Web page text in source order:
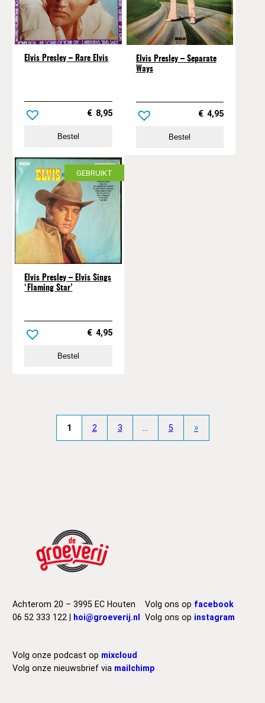
Elvis Presley – Rare Elvis
€ 8,95
Bestel
Elvis Presley – Separate
Ways
€ 4,95
Bestel
GEBRUIKT
Elvis Presley – Elvis Sings
‘Flaming Star’
€ 4,95
Bestel
1 2 3 5 »
Achterom 20 – 3995 EC Houten
06 52 333 122 |
hoi@groeverij.nl
Volg ons op facebook
Volg ons op instagram
Volg onze podcast op mixcloud
Volg onze nieuwsbrief via mailchimp